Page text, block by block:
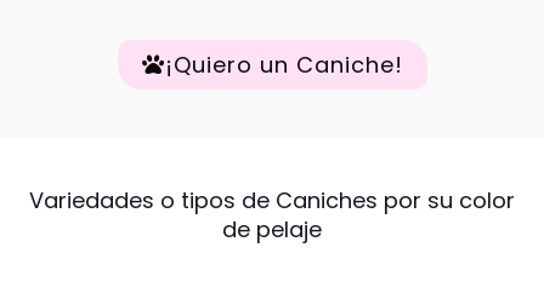
¡Quiero un Caniche!
Variedades o tipos de Caniches por su color
de pelaje